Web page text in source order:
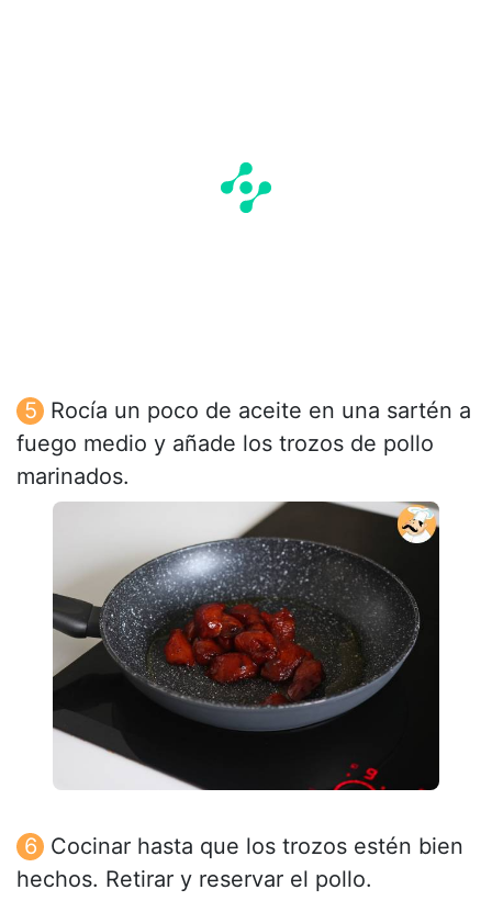
Rocía un poco de aceite en una sartén a
fuego medio y añade los trozos de pollo
marinados.
Cocinar hasta que los trozos estén bien
hechos. Retirar y reservar el pollo.